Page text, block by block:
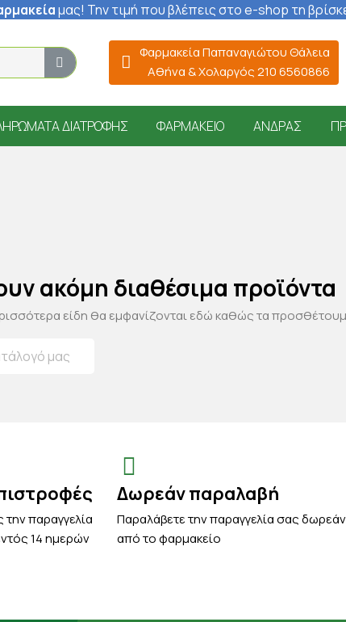
μας! Την τιμή που βλέπεις στο e-shop τη
Φαρμακεία Παπαναγιώτου Θάλεια
Αθήνα & Χολαργός 210 6560866
ΔΙΑΤΡΟΦΉΣ ΦΑΡΜΑΚΕΊΟ ΆΝΔΡΑΣ
ακόμη διαθέσιμα προϊόντα
είδη θα εμφανίζονται εδώ καθώς τα
παραγγελία
14 ημερών
Δωρεάν παραλαβή
Παραλάβετε την παραγγελία σας δωρεάν
από το φαρμακείο